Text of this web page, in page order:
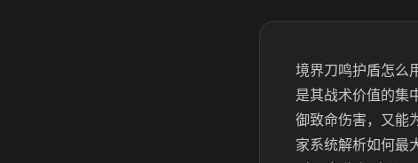
境界刀鸣护盾怎么
是其战术价值的集
御致命伤害，又能
家系统解析如何最